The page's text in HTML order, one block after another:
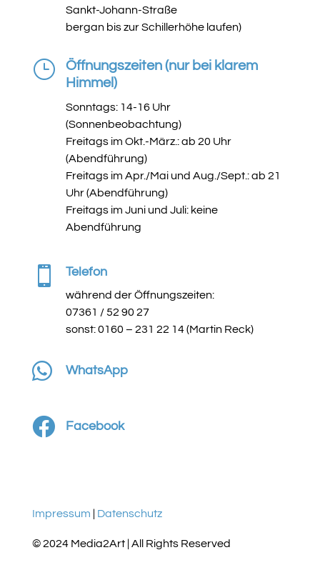
Sankt-Johann-Straße
bergan bis zur Schillerhöhe laufen)
}
Öffnungszeiten (nur bei klarem
Himmel)
Sonntags: 14-16 Uhr
(Sonnenbeobachtung)
Freitags im Okt.-März.: ab 20 Uhr
(Abendführung)
Freitags im Apr./Mai und Aug./Sept.: ab 21
Uhr (Abendführung)
Freitags im Juni und Juli: keine
Abendführung
 Telefon
während der Öffnungszeiten:
07361 / 52 90 27
sonst: 0160 – 231 22 14 (Martin Reck)
 WhatsApp
 Facebook
Impressum Datenschutz
© 2024 Media2Art | All Rights Reserved